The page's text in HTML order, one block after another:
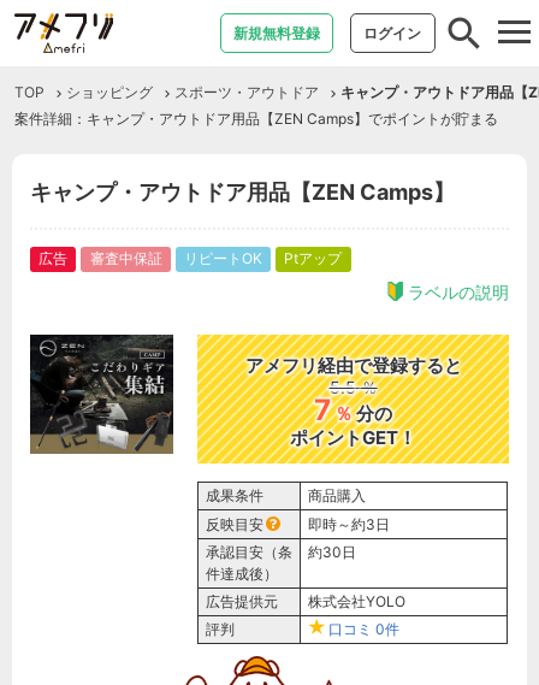
新規無料登録 ログイン
TOP ショッピング スポーツ・アウトドア
キャンプ・アウトドア用品【
案件詳細：キャンプ・アウトドア用品【ZEN Camps】でポイントが貯まる
キャンプ・アウトドア用品【ZEN Camps】
広告 審査中保証 リピートOK Ptアップ
ラベルの説明
アメフリ経由で登録すると
5.5 ％
7％分の
ポイントGET！
成果条件
商品購入
反映目安
即時～約3日
承認目安（条
件達成後）
約30日
広告提供元
株式会社YOLO
評判
口コミ 0件